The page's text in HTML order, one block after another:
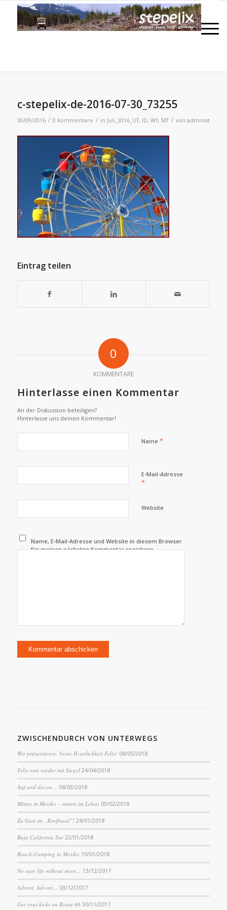
c-stepelix-de-2016-07-30_73255
30/09/2016 / 0 Kommentare / in Juli_2016_UT, ID, WY, MT / von administ
Eintrag teilen
0
KOMMENTARE
Hinterlasse einen Kommentar
An der Diskussion beteiligen?
Hinterlasse uns deinen Kommentar!
Name *
E-Mail-Adresse
*
Website
Name, E-Mail-Adresse und Website in diesem Browser
für meinen nächsten Kommentar speichern.
ZWISCHENDURCH VON UNTERWEGS
Wir präsentieren: Seine H-errlichkeit Felix! 08/05/2018
Felix nun wieder mit Siegel 24/04/2018
Auf und davon… 08/03/2018
Mitten in Mexiko – mitten im Leben 03/02/2018
Zu Gast im „Kreißsaal“! 28/01/2018
Baja California Sur 22/01/2018
Beach-Camping in Mexiko 10/01/2018
No easy life without snow… 13/12/2017
Advent, Advent… 03/12/2017
Get your kicks on Route 66 30/11/2017